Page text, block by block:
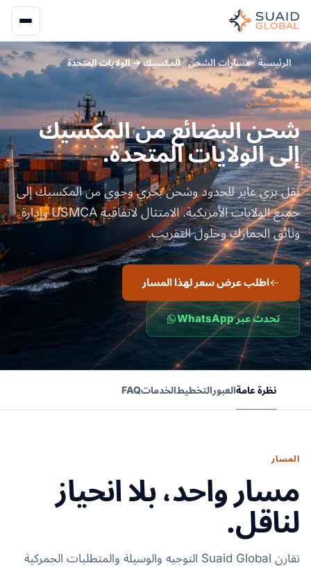
الرئيسية مسارات الشحن المكسيك → الولايات المتحدة
مسار الشحن
شحن البضائع من المكسيك
إلى الولايات المتحدة.
نقل بري عابر للحدود وشحن بحري وجوي من المكسيك إلى
جميع الولايات الأمريكية. الامتثال لاتفاقية USMCA وإدارة
وثائق الجمارك وحلول التقريب.
اطلب عرض سعر لهذا المسار
تحدث عبر WhatsApp
نظرة عامةالعبورالتخطيطالخدماتFAQ
المسار
مسار واحد، بلا انحياز
لناقل.
تقارن Suaid Global التوجيه والوسيلة والمتطلبات الجمركية